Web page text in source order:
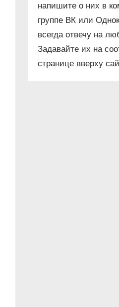
напишите о них в
группе ВК или
всегда отвечу на
Задавайте их на
странице вверху